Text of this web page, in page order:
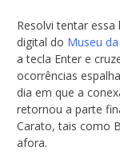
Resolvi tentar
digital do Museu
a tecla Enter e
ocorrências
dia em que a
retornou a parte
Carato, tais como
afora.